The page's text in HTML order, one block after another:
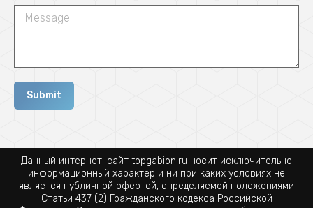
Message
Submit
Данный интернет-сайт topgabion.ru носит исключительно
информационный характер и ни при каких условиях не
является публичной офертой, определяемой положениями
Статьи 437 (2) Гражданского кодекса Российской